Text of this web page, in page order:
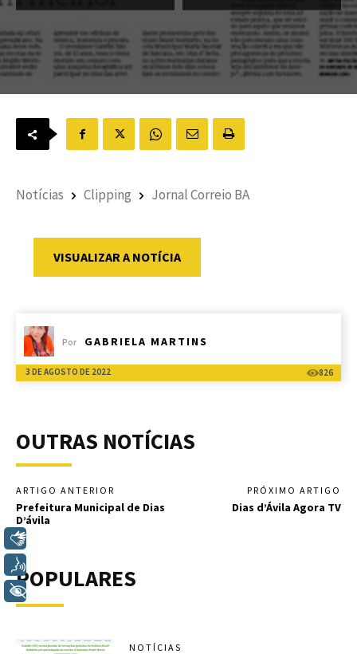
Notícias Clipping Jornal Correio BA
VISUALIZAR A NOTÍCIA
Por GABRIELA MARTINS
3 DE AGOSTO DE 2022 826
OUTRAS NOTÍCIAS
ARTIGO ANTERIOR
Prefeitura Municipal de Dias
D’ávila
PRÓXIMO ARTIGO
Dias d’Ávila Agora TV
POPULARES
NOTÍCIAS
+ Acessibilidade